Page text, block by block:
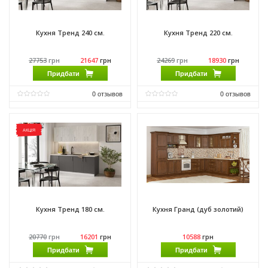
Кухня Тренд 240 см.
27753 грн 21647 грн
Придбати
0отзывов
Виробник:
Феникс Мебель
Матеріал:
ДСП
Матеріал каркасу: ДСП
Кухня Тренд 220 см.
24269 грн 18930 грн
Придбати
0отзывов
Виробник: Феникс Мебель
Матеріал: ДСП
Матеріал каркасу: ДСП
АКЦІЯ
Кухня Тренд 180 см.
20770 грн 16201 грн
Придбати
Кухня Гранд (дуб золотий)
10588 грн
Придбати